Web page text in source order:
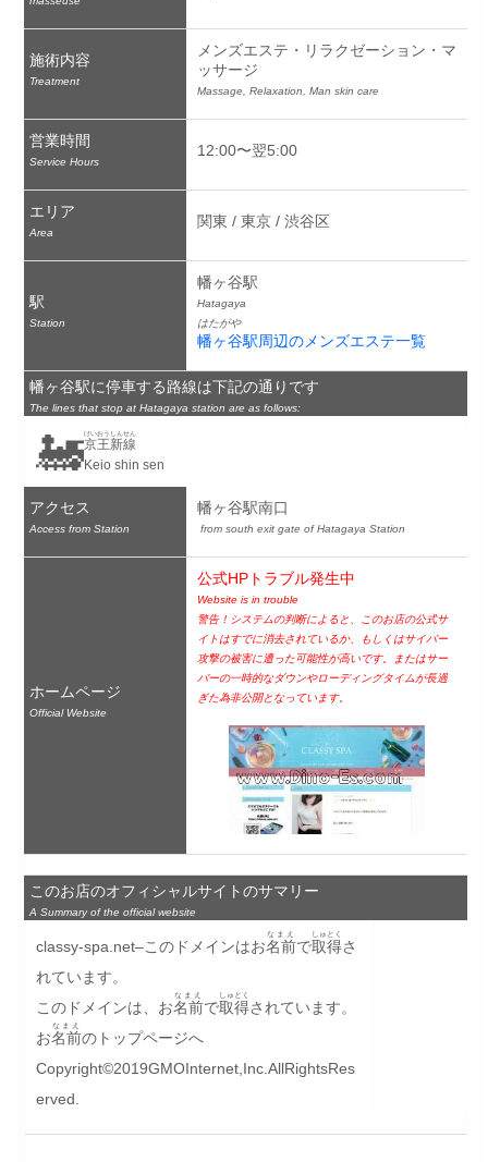
施術内容
Treatment
メンズエステ・リラクゼーション・マ
ッサージ
Massage, Relaxation, Man skin care
営業時間
Service Hours
12:00〜翌5:00
エリア
Area
関東 / 東京 / 渋谷区
駅
Station
幡ヶ谷駅
Hatagaya
はたがや
幡ヶ谷駅周辺のメンズエステ一覧
幡ヶ谷駅に停車する路線は下記の通りです
The lines that stop at Hatagaya station are as follows:
🚂京王新線
けいおうしんせん
Keio shin sen
アクセス
Access from Station
幡ヶ谷駅南口
from south exit gate of Hatagaya Station
ホームページ
Official Website
公式HPトラブル発生中
Website is in trouble
警告！システムの判断によると、このお店の公式サ
イトはすでに消去されているか、もしくはサイバー
攻撃の被害に遭った可能性が高いです。またはサー
バーの一時的なダウンやローディングタイムが長過
ぎた為非公開となっています。
このお店のオフィシャルサイトのサマリー
A Summary of the official website
classy-spa.net–このドメインはお名前
なまえ
で取得
しゅとく
さ
れています。
このドメインは、お名前
なまえ
で取得
しゅとく
されています。
お名前
なまえ
のトップページへ
Copyright©2019GMOInternet,Inc.AllRightsRes
erved.